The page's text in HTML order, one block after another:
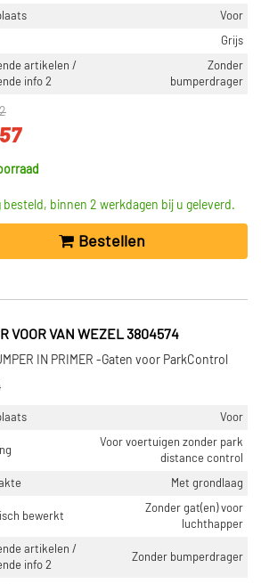
Voor
Grijs
artikelen /
info 2
Zonder
bumperdrager
besteld, binnen 2 werkdagen bij u geleverd.
Bestellen
VOOR VAN WEZEL 3804574
IN PRIMER -Gaten voor ParkControl
Voor
Voor voertuigen zonder park
distance control
Met grondlaag
bewerkt
Zonder gat(en) voor
luchthapper
artikelen /
info 2
Zonder bumperdrager